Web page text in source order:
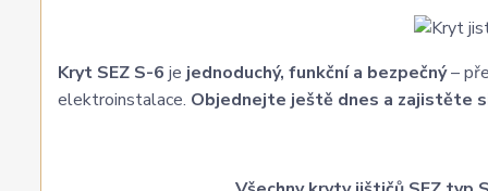
Kryt SEZ S-6 je jednoduchý, funkční a bezpečný–
elektroinstalace. Objednejte ještě dnes a zajistěte